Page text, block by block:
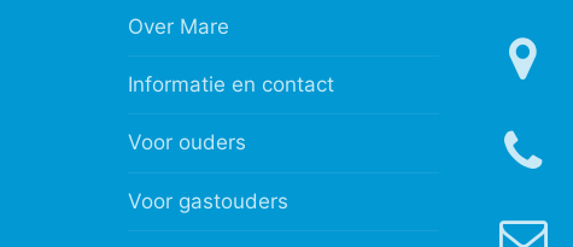
Over Mare
Informatie en contact
Voor ouders
Voor gastouders